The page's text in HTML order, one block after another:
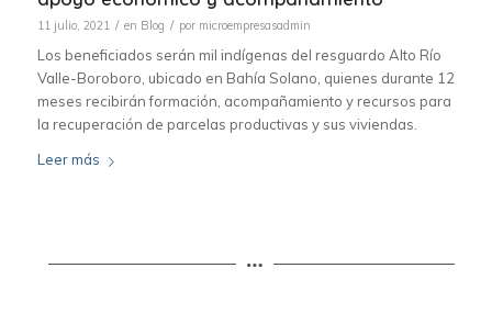
11 julio, 2021 / en Blog / por microempresasadmin
Los beneficiados serán mil indígenas del resguardo Alto Río
Valle-Boroboro, ubicado en Bahía Solano, quienes durante 12
meses recibirán formación, acompañamiento y recursos para
la recuperación de parcelas productivas y sus viviendas.
Leer más